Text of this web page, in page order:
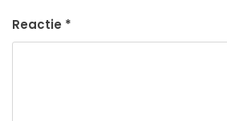
Reactie *